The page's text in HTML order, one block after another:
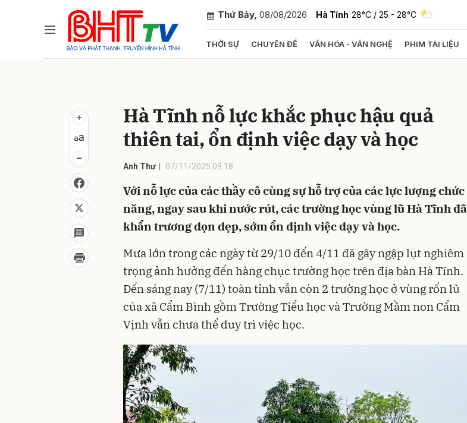
Thứ Bảy, 08/08/2026 Hà Tĩnh 28°C / 25 - 28°C
THỜI SỰ CHUYÊN ĐỀ VĂN HÓA - VĂN NGHỆ PHIM TÀI LIỆU
Hà Tĩnh nỗ lực khắc phục hậu quả
thiên tai, ổn định việc dạy và học
Anh Thư 07/11/2025 09:18
Với nỗ lực của các thầy cô cùng sự hỗ trợ của các lực lượng chức
năng, ngay sau khi nước rút, các trường học vùng lũ Hà Tĩnh đã
khẩn trương dọn dẹp, sớm ổn định việc dạy và học.
Mưa lớn trong các ngày từ 29/10 đến 4/11 đã gây ngập lụt nghiêm
trọng ảnh hưởng đến hàng chục trường học trên địa bàn Hà Tĩnh.
Đến sáng nay (7/11) toàn tỉnh vẫn còn 2 trường học ở vùng rốn lũ
của xã Cẩm Bình gồm Trường Tiểu học và Trường Mầm non Cẩm
Vịnh vẫn chưa thể duy trì việc học.
Gửi bình luận